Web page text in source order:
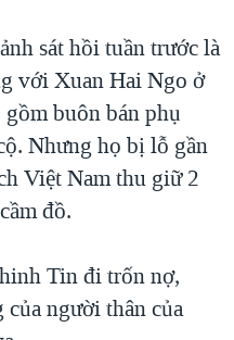
sát hồi tuần trước là
với Xuan Hai Ngo ở
buôn bán phụ
Nhưng họ bị lỗ gần
Việt Nam thu giữ 2
đồ.
Tin đi trốn nợ,
của người thân của